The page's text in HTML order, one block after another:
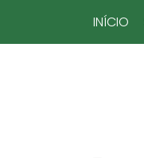
INÍCIO